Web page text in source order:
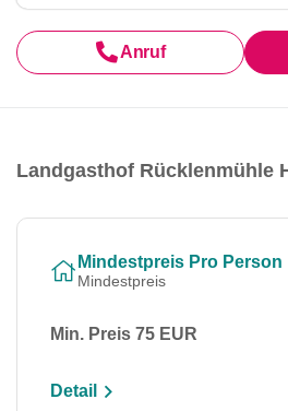
Anruf
Landgasthof Rücklenmühle
Mindestpreis Pro Person
Mindestpreis
Min. Preis 75 EUR
Detail